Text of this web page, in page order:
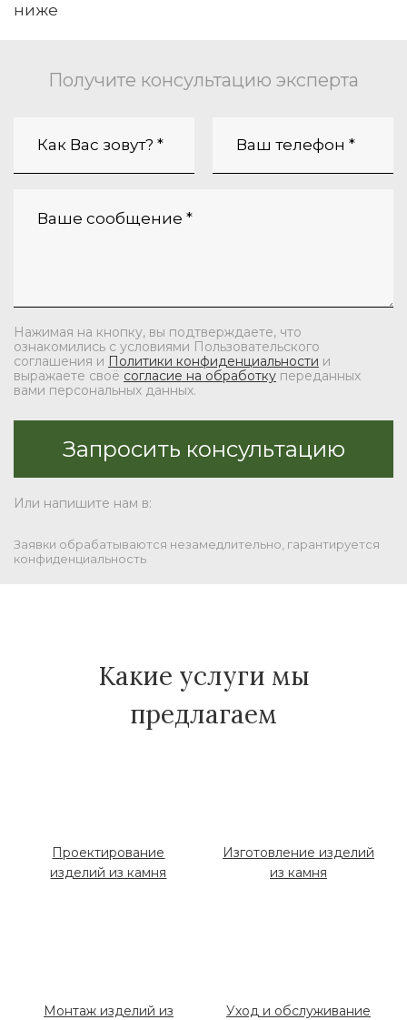
ниже
Получите консультацию эксперта
Нажимая на кнопку, вы подтверждаете, что
ознакомились с условиями Пользовательского
соглашения и Политики конфиденциальности и
выражаете своё согласие на обработкупереданных
вами персональных данных.
Или напишите нам в:
Заявки обрабатываются незамедлительно, гарантируется
конфиденциальность
Какие услуги мы
предлагаем
Проектирование
изделий из камня
Изготовление изделий
из камня
Монтаж изделий из
Уход и обслуживание